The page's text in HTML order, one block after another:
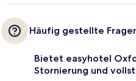
Häufig gestellte
Bietet easyhotel
Stornierung und